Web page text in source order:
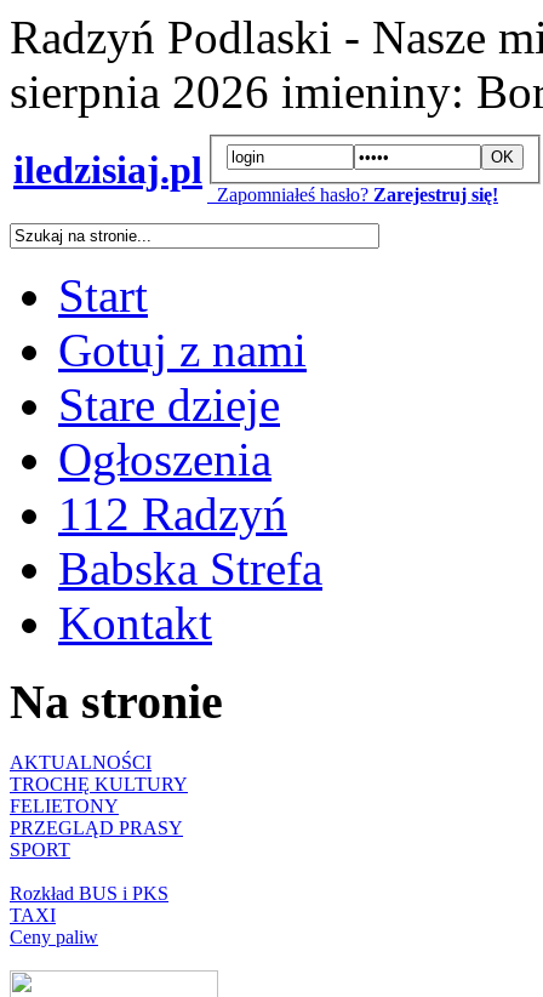
Radzyń Podlaski - Nasze
sierpnia 2026 imieniny:
iledzisiaj.pl
Zapomniałeś hasło? Zarejestruj się!
Start
Gotuj z nami
Stare dzieje
Ogłoszenia
112 Radzyń
Babska Strefa
Kontakt
Na stronie
AKTUALNOŚCI
TROCHĘ KULTURY
FELIETONY
PRZEGLĄD PRASY
SPORT
Rozkład BUS i PKS
TAXI
Ceny paliw